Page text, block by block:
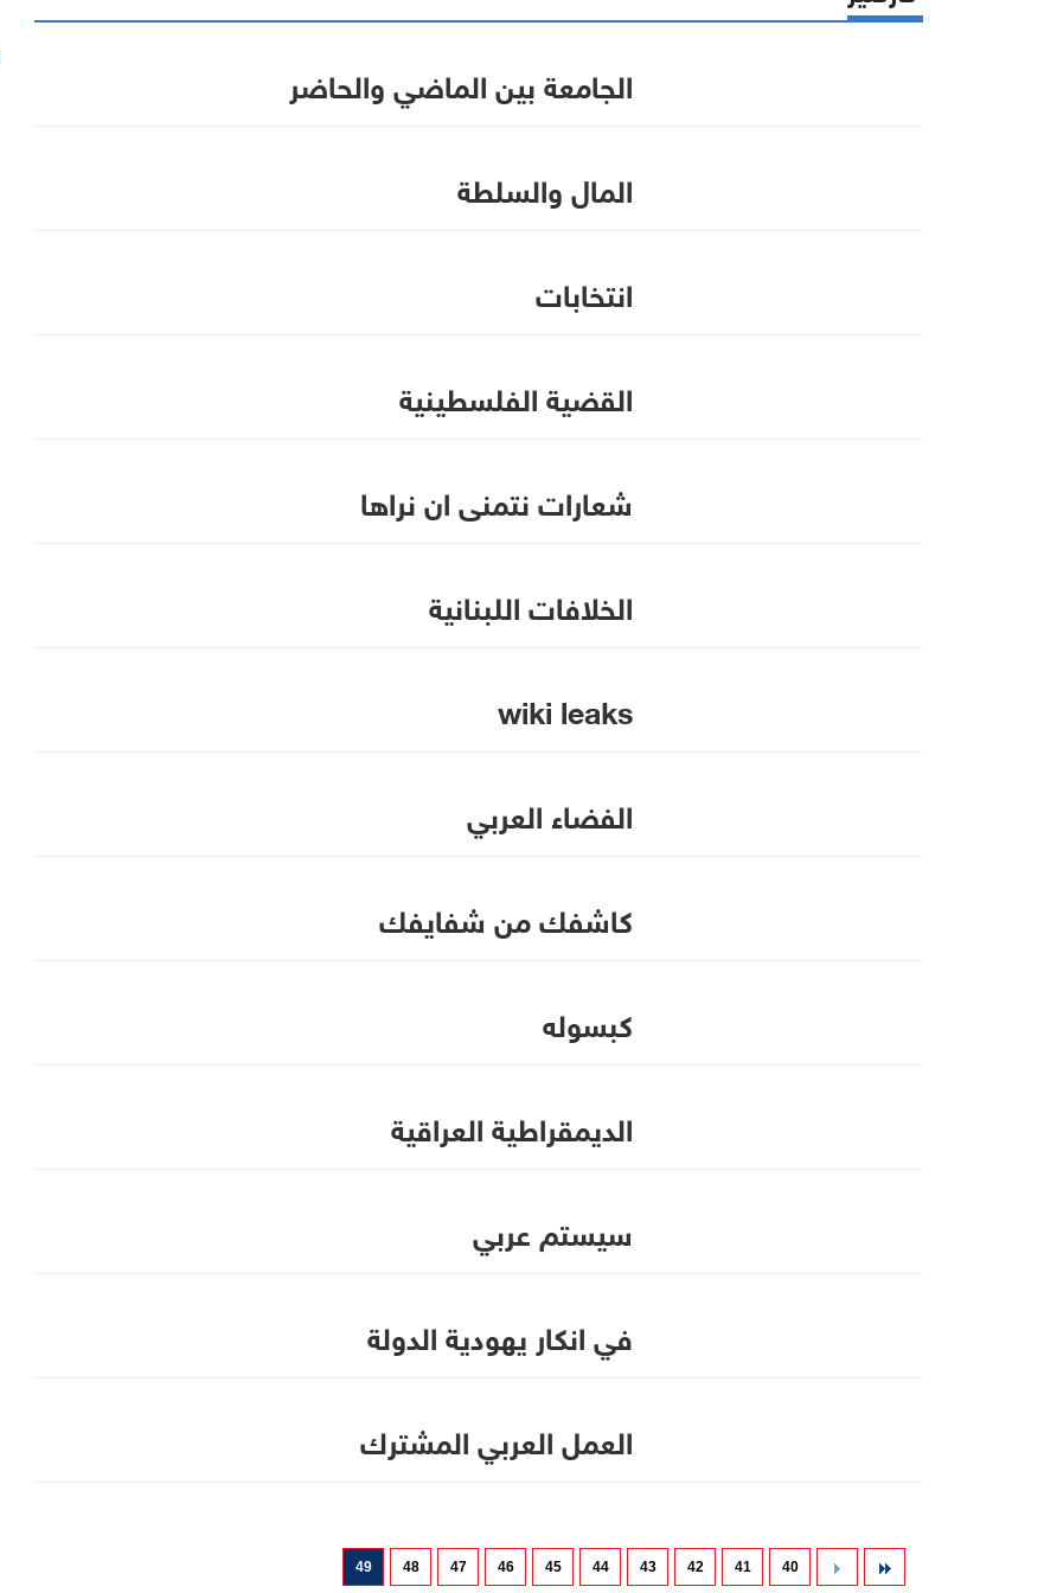
الجامعة بين الماضي والحاضر
المال والسلطة
انتخابات
القضية الفلسطينية
شعارات نتمنى ان نراها
الخلافات اللبنانية
wiki leaks
الفضاء العربي
كاشفك من شفايفك
كبسوله
الديمقراطية العراقية
سيستم عربي
في انكار يهودية الدولة
العمل العربي المشترك
40
41
42
43
44
45
46
47
48
49